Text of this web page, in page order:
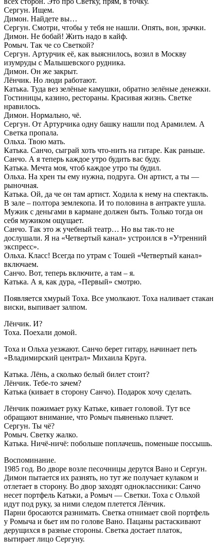
Сергун. Ищем.
Димон. Найдете вы…
Сергун. Смотри, чтобы у тебя не нашли. Опять, вон, зрачки.
Димон. Не бобай! Жить надо в кайф.
Ромыч. Так че со Светкой?
Сергун. Артурчик её, как выяснилось, возил в Москву
изумруды с Малышевского рудника.
Димон. Он же закрыт.
Лёнчик. Но люди работают.
Катька. Туда вез зелёные камушки, обратно зелёные денежки.
Гостиницы, казино, рестораны. Красивая жизнь. Светке
нравилось.
Димон. Нормально, чё.
Сергун. От Артурчика одну башку нашли под Арамилем. А
Светка пропала.
Ольха. Твою мать.
Катька. Санчо, сыграй хоть что-нить на гитаре. Как раньше.
Санчо. А я теперь каждое утро будить вас буду.
Катька. Мечта моя, чтоб каждое утро ты будил.
Ольха. На хрен ты ему нужна, подруга. Он артист, а ты —
рыночная.
Катька. Ой, да че он там артист. Ходила к нему на спектакль.
В зале – полтора землекопа. И то половина в антракте ушла.
Мужик с деньгами в кармане должен быть. Только тогда он
себя мужиком ощущает.
Санчо. Так это ж учебный театр… Но вы так-то не
дослушали. Я на «Четвертый канал» устроился в «Утренний
экспресс».
Ольха. Класс! Всегда по утрам с Тошей «Четвертый канал»
включаем.
Санчо. Вот, теперь включите, а там – я.
Катька. А я, как дура, «Первый» смотрю.
Появляется хмурый Тоха. Все умолкают. Тоха наливает стакан
виски, выпивает залпом.
Лёнчик. И?
Тоха. Поехали домой.
Тоха и Ольха уезжают. Санчо берет гитару, начинает петь
«Владимирский централ» Михаила Круга.
Катька. Лёнь, а сколько белый билет стоит?
Лёнчик. Тебе-то зачем?
Катька (кивает в сторону Санчо). Подарок хочу сделать.
Лёнчик пожимает руку Катьке, кивает головой. Тут все
обращают внимание, что Ромыч пьяненько плачет.
Сергун. Ты чё?
Ромыч. Светку жалко.
Катька. Ничё-ничё: побольше поплачешь, поменьше поссышь.
Воспоминание.
1985 год. Во дворе возле песочницы дерутся Вано и Сергун.
Димон пытается их разнять, но тут же получает кулаком и
отлетает в сторону. Во двор заходят одноклассники: Санчо
несет портфель Катьки, а Ромыч — Светки. Тоха с Ольхой
идут под руку, за ними следом плетется Лёнчик.
Парни бросаются разнимать. Светка отнимает свой портфель
у Ромыча и бьет им по голове Вано. Пацаны растаскивают
дерущихся в разные стороны. Светка достает платок,
вытирает лицо Сергуну.